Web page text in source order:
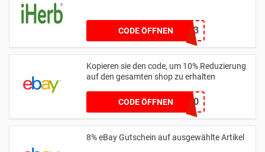
CODE ÖFFNENAPP123
Kopieren sie den code, um 10% Reduzierung
auf den gesamten shop zu erhalten
CODE ÖFFNEN
POWEREBAY10
8% eBay Gutschein auf ausgewählte Artikel